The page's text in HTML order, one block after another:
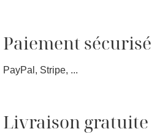
Livraison gratuite
Paiement sécurisé
PayPal, Stripe, ...